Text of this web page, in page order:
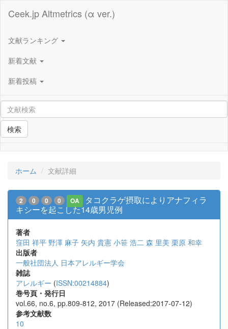
Ceek.jp Altmetrics (α ver.)
文献ランキング
新着文献
新着投稿
検索
ホーム 文献詳細
2 0 0 0 OA
タコクラゲ摂取によりアナフィラ
キシーを起こした14歳男児例
著者
窪田 祥平 野澤 麻子 矢内 貴憲 小笹 浩二 森 里美 栗原 和幸
出版者
一般社団法人 日本アレルギー学会
雑誌
アレルギー (ISSN:00214884)
巻号頁・発行日
vol.66, no.6, pp.809-812, 2017 (Released:2017-07-12)
参考文献数
10